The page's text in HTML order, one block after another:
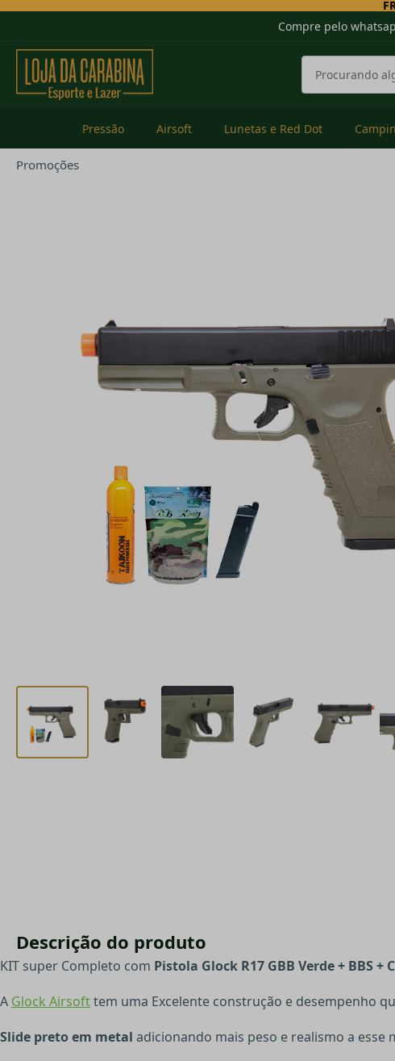
Compre pelo
Pressão Airsoft Lunetas e Red Dot
Promoções
Descrição do produto
KIT super Completo com Pistola Glock R17 GBB Verde + BBS
A Glock Airsofttem uma Excelente construção e desempenho
Slide preto em metal adicionando mais peso e realismo a esse